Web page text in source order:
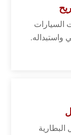
السيارات
واستبداله.